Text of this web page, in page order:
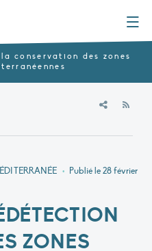
conservation des zones
• Publié le28 février
ZONES